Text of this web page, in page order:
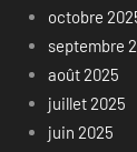
octobre
septembre
août 2025
juillet 2025
juin 2025